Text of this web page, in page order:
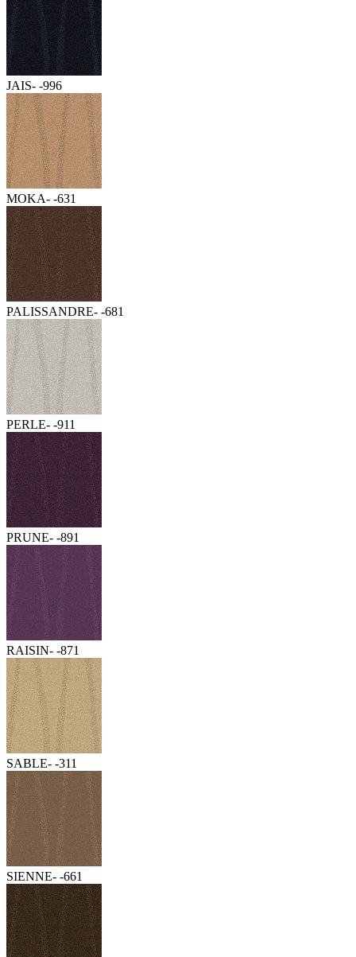
JAIS- -996
MOKA- -631
PALISSANDRE- -681
PERLE- -911
PRUNE- -891
RAISIN- -871
SABLE- -311
SIENNE- -661